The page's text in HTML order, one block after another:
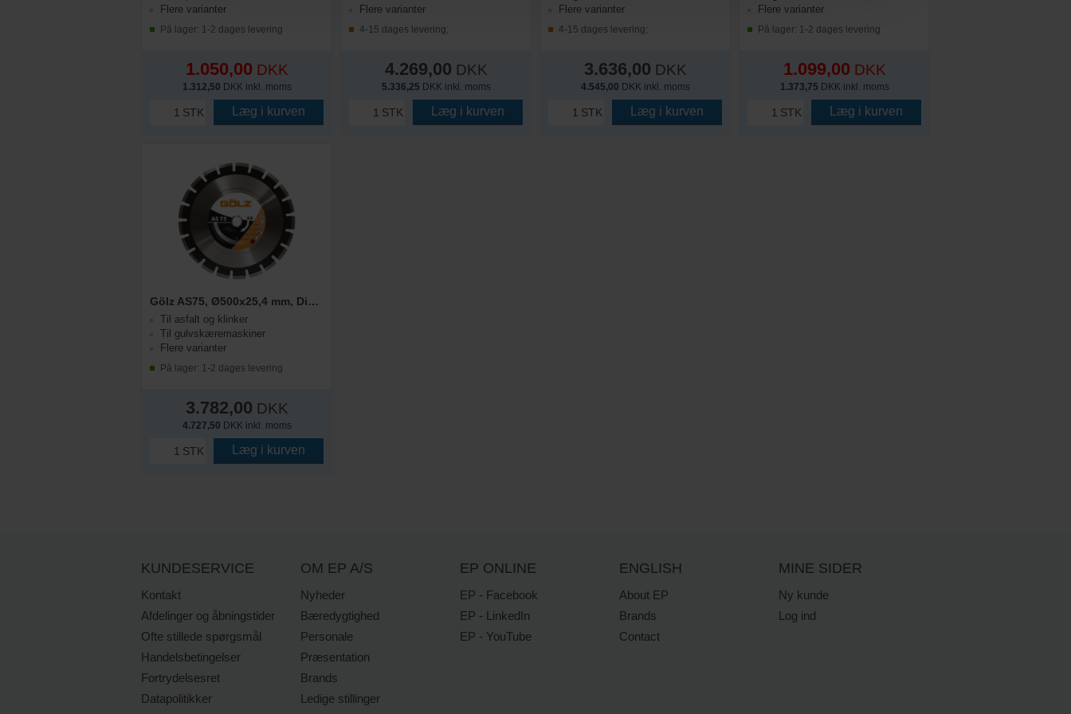
Flere varianter
På lager: 1-2 dages levering
1.050,00 DKK
1.312,50 DKK inkl. moms
STK Læg i kurven
Flere varianter
4-15 dages levering;
4.269,00 DKK
5.336,25 DKK inkl. moms
STK Læg i kurven
Flere varianter
4-15 dages levering;
3.636,00 DKK
4.545,00 DKK inkl. moms
STK Læg i kurven
Flere varianter
På lager: 1-2 dages levering
1.099,00 DKK
1.373,75 DKK inkl. moms
STK Læg i kurven
Gölz AS75, Ø500x25,4 mm, Diamantskive
Til asfalt og klinker
Til gulvskæremaskiner
Flere varianter
På lager: 1-2 dages levering
3.782,00 DKK
4.727,50 DKK inkl. moms
STK Læg i kurven
KUNDESERVICE
Kontakt
Afdelinger og åbningstider
Ofte stillede spørgsmål
Handelsbetingelser
Fortrydelsesret
Datapolitikker
OM EP A/S
Nyheder
Bæredygtighed
Personale
Præsentation
Brands
Ledige stillinger
EP ONLINE
EP - Facebook
EP - LinkedIn
EP - YouTube
ENGLISH
About EP
Brands
Contact
MINE SIDER
Ny kunde
Log ind